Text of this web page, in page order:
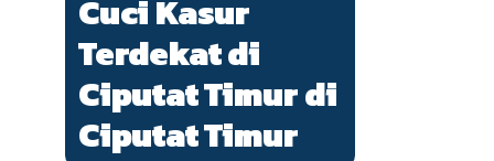
Cuci Kasur
Terdekat di
Ciputat Timur di
Ciputat Timur